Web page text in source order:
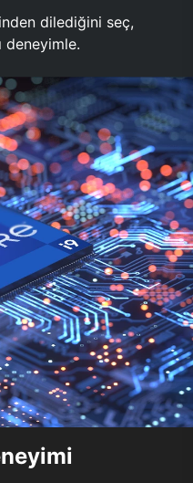
dilediğini seç,
deneyimle.